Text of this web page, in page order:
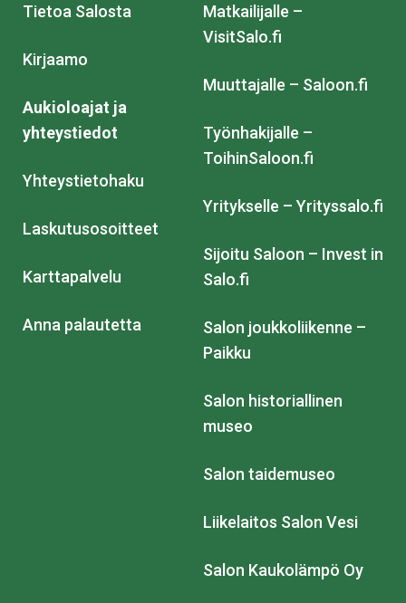
Tietoa Salosta
Kirjaamo
Aukioloajat ja
yhteystiedot
Yhteystietohaku
Laskutusosoitteet
Karttapalvelu
Anna palautetta
Matkailijalle –
VisitSalo.fi
Muuttajalle – Saloon.fi
Työnhakijalle –
ToihinSaloon.fi
Yritykselle – Yrityssalo.fi
Sijoitu Saloon – Invest in
Salo.fi
Salon joukkoliikenne –
Paikku
Salon historiallinen
museo
Salon taidemuseo
Liikelaitos Salon Vesi
Salon Kaukolämpö Oy